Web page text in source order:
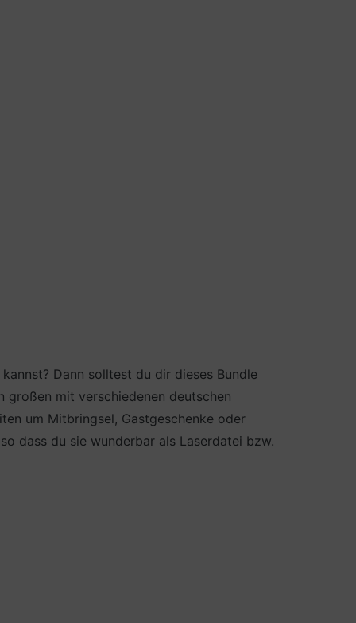
Dann solltest du dir dieses Bundle
großen mit verschiedenen deutschen
um Mitbringsel, Gastgeschenke oder
dass du sie wunderbar als Laserdatei bzw.